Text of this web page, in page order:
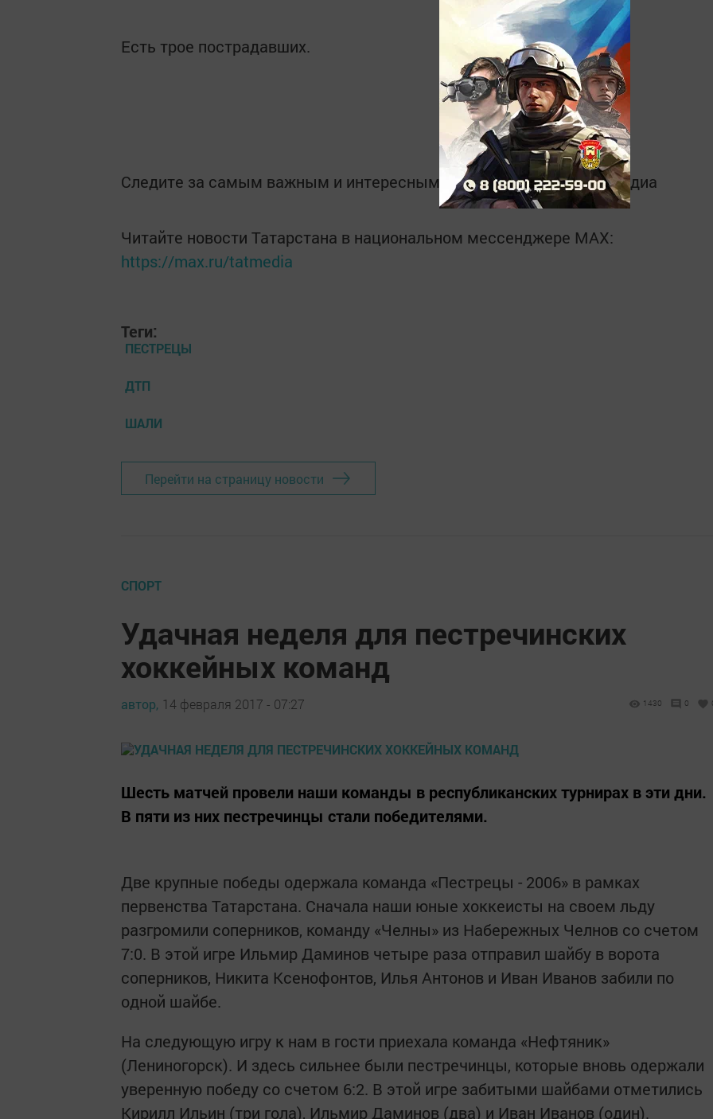
Есть трое пострадавших.
Следите за самым важным и интересным вTelegram-каналеТатмедиа
Читайте новости Татарстана в национальном мессенджере MАХ:
https://max.ru/tatmedia
Теги:
ПЕСТРЕЦЫ
ДТП
ШАЛИ
Перейти на страницу новости
СПОРТ
Удачная неделя для пестречинских
хоккейных команд
автор, 14 февраля 2017 - 07:27 1430 0
Шесть матчей провели наши команды в республиканских турнирах в эти дни.
В пяти из них пестречинцы стали победителями.
Две крупные победы одержала команда «Пестрецы - 2006» в рамках
первенства Татарстана. Сначала наши юные хоккеисты на своем льду
разгромили соперников, команду «Челны» из Набережных Челнов со счетом
7:0. В этой игре Ильмир Даминов четыре раза отправил шайбу в ворота
соперников, Никита Ксенофонтов, Илья Антонов и Иван Иванов забили по
одной шайбе.
На следующую игру к нам в гости приехала команда «Нефтяник»
(Лениногорск). И здесь сильнее были пестречинцы, которые вновь одержали
уверенную победу со счетом 6:2. В этой игре забитыми шайбами отметились
Кирилл Ильин (три гола), Ильмир Даминов (два) и Иван Иванов (один).